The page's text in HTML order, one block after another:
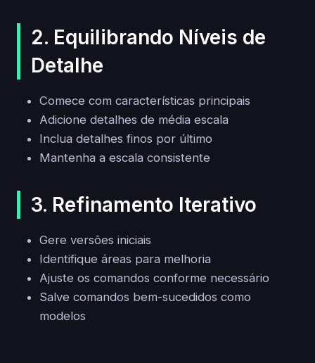
2. Equilibrando Níveis de
Detalhe
Comece com características principais
Adicione detalhes de média escala
Inclua detalhes finos por último
Mantenha a escala consistente
3. Refinamento Iterativo
Gere versões iniciais
Identifique áreas para melhoria
Ajuste os comandos conforme necessário
Salve comandos bem-sucedidos como
modelos